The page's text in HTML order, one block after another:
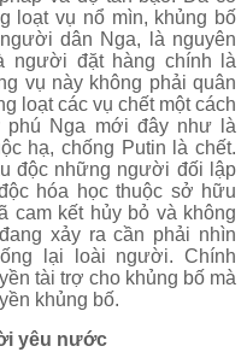
loạt vụ nổ mìn, khủng bố
dân Nga, là nguyên
người đặt hàng chính là
vụ này không phải quân
loạt các vụ chết một cách
phú Nga mới đây như là
hạ, chống Putin là chết.
độc những người đối lập
hóa học thuộc sở hữu
cam kết hủy bỏ và không
xảy ra cần phải nhìn
lại loài người. Chính
tài trợ cho khủng bố mà
khủng bố.
yêu nước